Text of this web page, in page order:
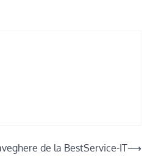
de la BestService-IT⟶